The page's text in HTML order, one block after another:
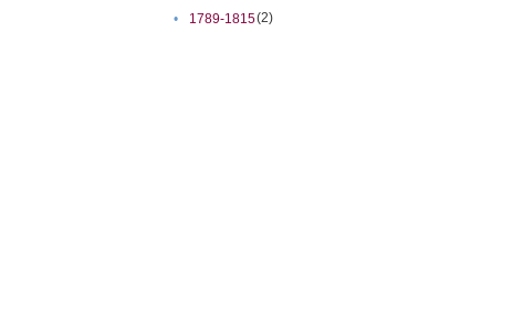
•
1789-1815(2)